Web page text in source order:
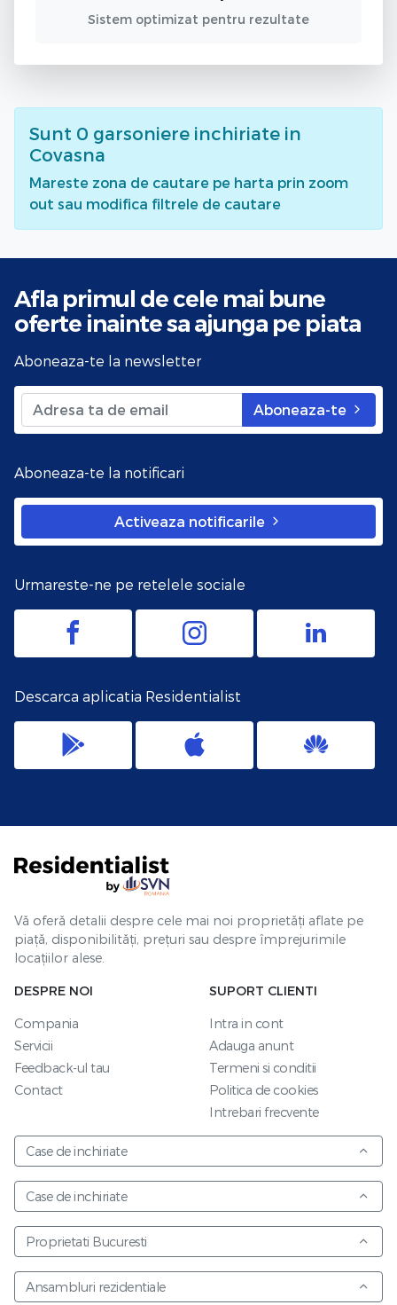
Sistem optimizat pentru rezultate
Sunt 0 garsoniere inchiriate in
Covasna
Mareste zona de cautare pe harta prin zoom
out sau modifica filtrele de cautare
Afla primul de cele mai bune
oferte inainte sa ajunga pe piata
Aboneaza-te la newsletter
Aboneaza-te
Aboneaza-te la notificari
Activeaza notificarile
Urmareste-ne pe retelele sociale
Descarca aplicatia Residentialist
Vă oferă detalii despre cele mai noi proprietăți aflate pe
piață, disponibilități, prețuri sau despre împrejurimile
locațiilor alese.
DESPRE NOI
Compania
Servicii
Feedback-ul tau
Contact
SUPORT CLIENTI
Intra in cont
Adauga anunt
Termeni si conditii
Politica de cookies
Intrebari frecvente
Case de inchiriate
Case de inchiriate
Proprietati Bucuresti
Ansambluri rezidentiale